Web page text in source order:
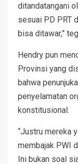
ditandatangani
sesuai PD PRT
bisa ditawar,”
Hendry pun
Provinsi yang
bahwa
penyelamatan
konstitusional.
“Justru mereka
membajak PWI
Ini bukan soal